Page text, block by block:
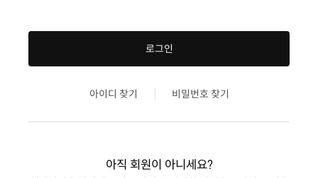
로그인
아이디 찾기 비밀번호 찾기
아직 회원이 아니세요?